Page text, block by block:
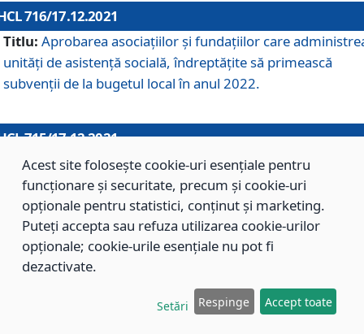
716/17.12.2021
Titlu: Aprobarea asociaţiilor şi fundaţiilor care
unităţi de asistenţă socială, îndreptăţite să primească
subvenţii de la bugetul local în anul 2022.
715/17.12.2021
Titlu: Aprobarea Planului de acţiuni sau lucrări de interes
local pentru anul 2022.
714/17.12.2021
Titlu: Modificarea Anexei la H.C.L. nr. 709/2020 privind
aprobarea Regulamentului de Organizare şi Funcţionare
Direcţiei de Asistenţă Socială Braşov.
Acest site folosește cookie-uri esențiale pentru
funcționare și securitate, precum și cookie-uri
opționale pentru statistici, conținut și marketing.
Puteți accepta sau refuza utilizarea cookie-urilor
opționale; cookie-urile esențiale nu pot fi
dezactivate.
Setări Respinge Accept toate